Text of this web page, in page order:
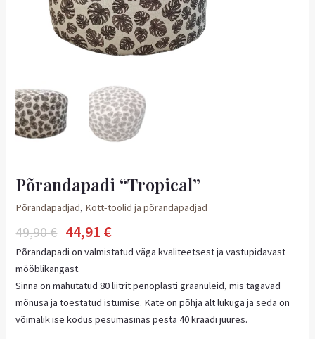
Põrandapadi “Tropical”
Põrandapadjad, Kott-toolid ja põrandapadjad
49,90€ 44,91 €
Põrandapadi on valmistatud väga kvaliteetsest ja vastupidavast
mööblikangast.
Sinna on mahutatud 80 liitrit penoplasti graanuleid, mis tagavad
mõnusa ja toestatud istumise. Kate on põhja alt lukuga ja seda on
võimalik ise kodus pesumasinas pesta 40 kraadi juures.